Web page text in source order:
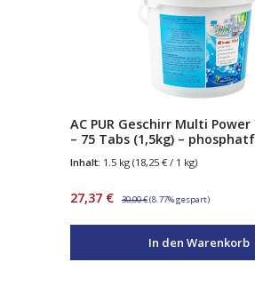
AC PUR Geschirr Multi Power
– 75 Tabs (1,5kg) –
Salzfunktion – für alle
Inhalt: 1.5 kg (18,25 € / 1 kg)
Verkaufspreis:
27,37 € Regulärer Preis:
30,00 €(8.77% gespart)
In den Warenkorb